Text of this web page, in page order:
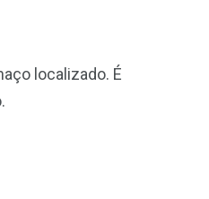
localizado. É